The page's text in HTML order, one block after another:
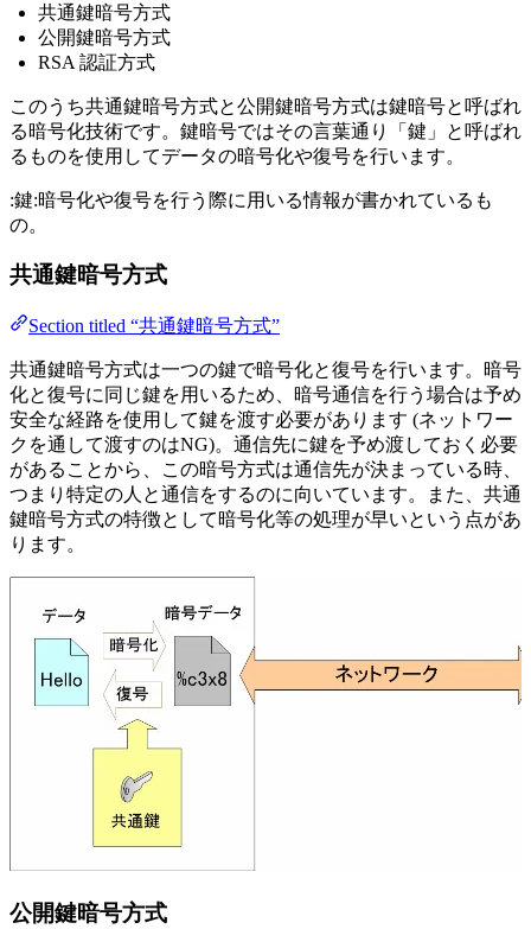
共通鍵暗号方式
公開鍵暗号方式
RSA 認証方式
このうち共通鍵暗号方式と公開鍵暗号方式は鍵暗号と呼ばれ
る暗号化技術です。鍵暗号ではその言葉通り「鍵」と呼ばれ
るものを使用してデータの暗号化や復号を行います。
:鍵:暗号化や復号を行う際に用いる情報が書かれているも
の。
共通鍵暗号方式
Section titled “共通鍵暗号方式”
共通鍵暗号方式は一つの鍵で暗号化と復号を行います。暗号
化と復号に同じ鍵を用いるため、暗号通信を行う場合は予め
安全な経路を使用して鍵を渡す必要があります (ネットワー
クを通して渡すのはNG)。通信先に鍵を予め渡しておく必要
があることから、この暗号方式は通信先が決まっている時、
つまり特定の人と通信をするのに向いています。また、共通
鍵暗号方式の特徴として暗号化等の処理が早いという点があ
ります。
公開鍵暗号方式